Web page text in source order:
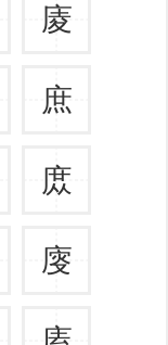
庱
庶
庻
廀